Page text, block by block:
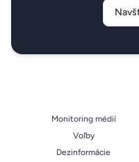
Monitoring médií
Voľby
Dezinformácie